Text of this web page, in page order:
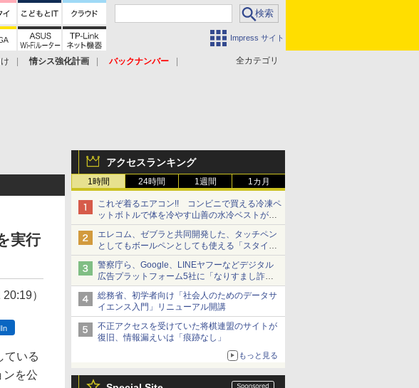
Impress サイト
全カテゴリ
情シス強化計画
バックナンバー
アクセスランキング
1時間 24時間 1週間 1カ月
これぞ着るエアコン!! コンビニで買える冷凍ペ
ットボトルで体を冷やす山善の水冷ベストがロ
ードバイクにちょうどいい【ぼっち・ざ・ろー
ど！その14】【空いた時間でなにしてる？】
エレコム、ゼブラと共同開発した、タッチペン
としてもボールペンとしても使える「スタイラ
スツーウェイ」発売 iPadにも紙にも、持ち替
えずに書き込める
警察庁ら、Google、LINEヤフーなどデジタル
広告プラットフォーム5社に「なりすまし詐欺
広告」対策強化を要請 著名人の写真や映像を
使った投資詐欺などへの対策として
総務省、初学者向け「社会人のためのデータサ
イエンス入門」リニューアル開講
不正アクセスを受けていた将棋連盟のサイトが
復旧、情報漏えいは「痕跡なし」
もっと見る
実行
）
ている
ンを公